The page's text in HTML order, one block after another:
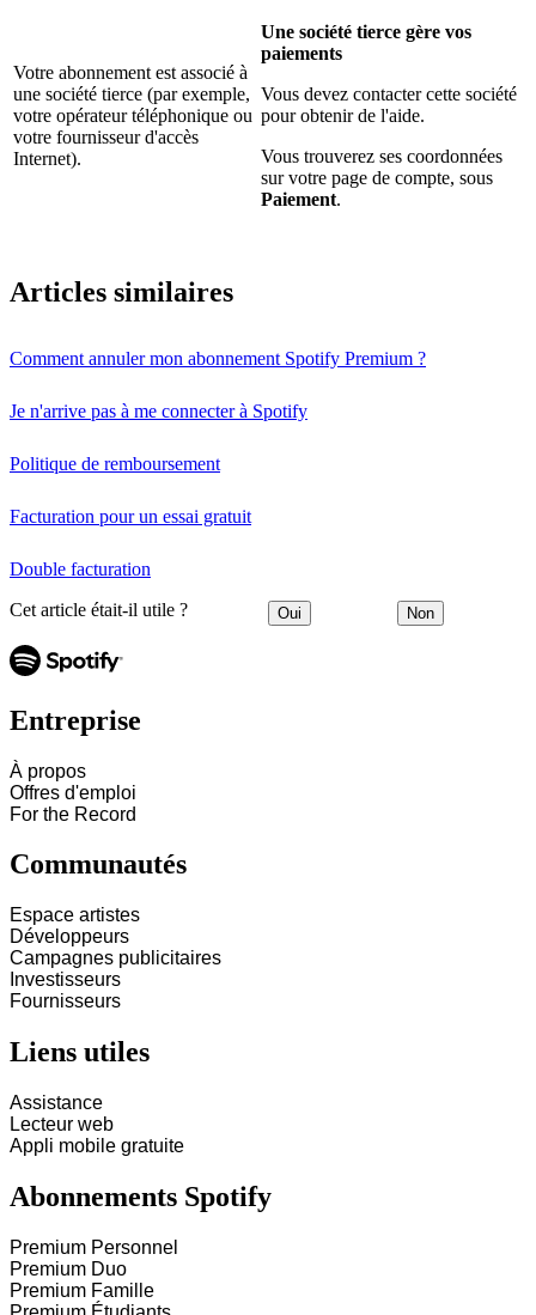
Votre abonnement est associé à
une société tierce (par exemple,
votre opérateur téléphonique ou
votre fournisseur d'accès
Internet).
Une société tierce gère vos
paiements
Vous devez contacter cette société
pour obtenir de l'aide.
Vous trouverez ses coordonnées
sur votre page de compte, sous
Paiement.
Articles similaires
Comment annuler mon abonnement Spotify Premium ?
Je n'arrive pas à me connecter à Spotify
Politique de remboursement
Facturation pour un essai gratuit
Double facturation
Cet article était-il utile ? Oui Non
Entreprise
À propos
Offres d'emploi
For the Record
Communautés
Espace artistes
Développeurs
Campagnes publicitaires
Investisseurs
Fournisseurs
Liens utiles
Assistance
Lecteur web
Appli mobile gratuite
Abonnements Spotify
Premium Personnel
Premium Duo
Premium Famille